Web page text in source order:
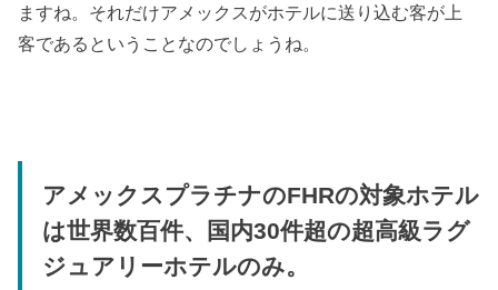
ますね。それだけアメックスがホテルに送り込む客が上
客であるということなのでしょうね。
アメックスプラチナのFHRの対象ホテル
は世界数百件、国内30件超の超高級ラグ
ジュアリーホテルのみ。